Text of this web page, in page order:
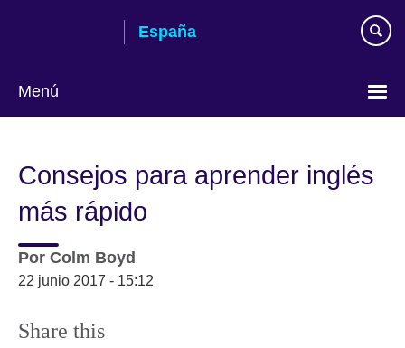
España
Menú
Consejos para aprender inglés
más rápido
Por Colm Boyd
22 junio 2017 - 15:12
Share this